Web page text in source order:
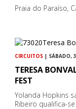
Praia do Paraíso,
CIRCUITOS | SÁBADO,
TERESA
FEST
Yolanda Hopkins
Ribeiro qualifica-